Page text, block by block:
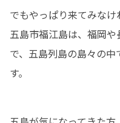
でもやっぱり来てみなけ
五島市福江島は、福岡
で、五島列島の島々の
す。